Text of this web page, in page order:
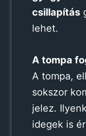
csillapítás
lehet.
A tompa
A tompa,
sokszor
jelez.
idegek is